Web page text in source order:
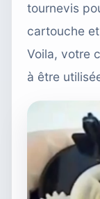
tournevis
cartouche
Voila, votre
à être